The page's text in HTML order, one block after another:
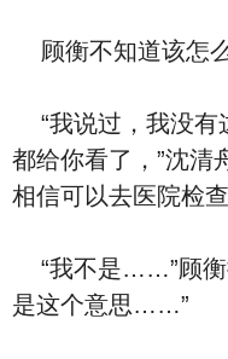
顾衡不知道该怎
“我说过，我没有
都给你看了，”沈清
相信可以去医院检
“我不是……”顾衡
是这个意思……”